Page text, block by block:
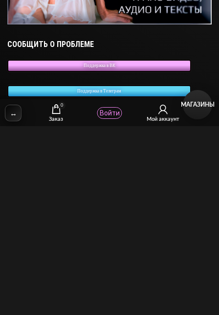
СООБЩИТЬ О ПРОБЛЕМЕ
Поддержка в ВК
Поддержка в Телеграм
✉Email: stcomhelp@gmail.com
↔
0
Заказ Мой аккаунт
Войти
МАГАЗИНЫ